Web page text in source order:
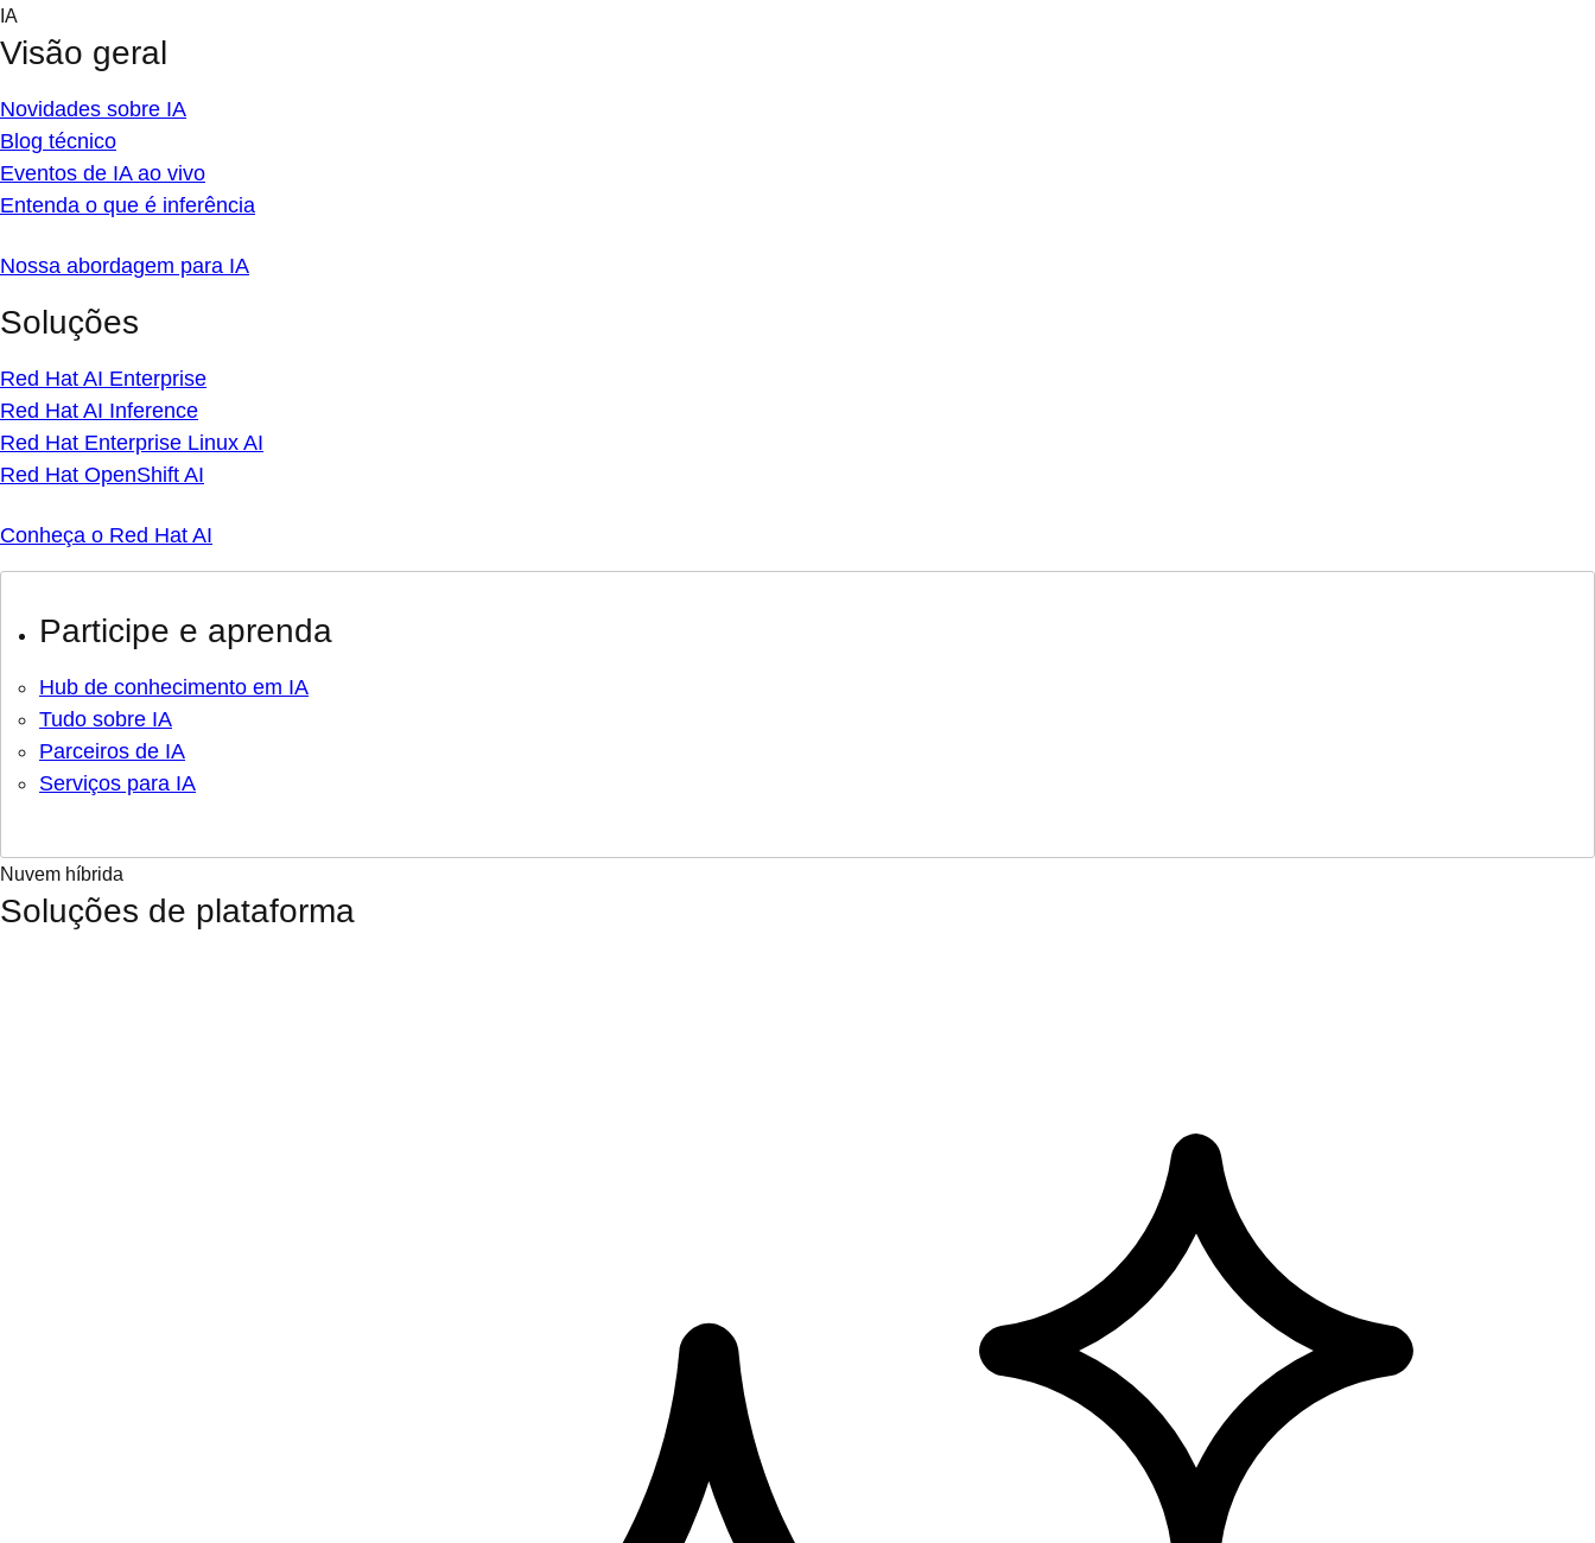
Skip
content
IA
Visão geral
Novidades sobre IA
Blog técnico
Eventos de IA ao vivo
Entenda o que é inferência
Nossa abordagem para IA
Soluções
Red Hat AI Enterprise
Red Hat AI Inference
Red Hat Enterprise Linux AI
Red Hat OpenShift AI
Conheça o Red Hat AI
Participe e aprenda
Hub de conhecimento em IA
Tudo sobre IA
Parceiros de IA
Serviços para IA
Nuvem híbrida
Soluções de plataforma